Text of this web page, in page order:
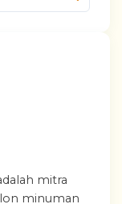
mitra
minuman